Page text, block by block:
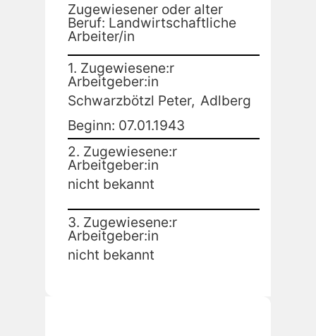
Zugewiesener oder alter
Beruf: Landwirtschaftliche
Arbeiter/in
1. Zugewiesene:r
Arbeitgeber:in
Schwarzbötzl Peter, Adlberg
Beginn: 07.01.1943
2. Zugewiesene:r
Arbeitgeber:in
nicht bekannt
3. Zugewiesene:r
Arbeitgeber:in
nicht bekannt